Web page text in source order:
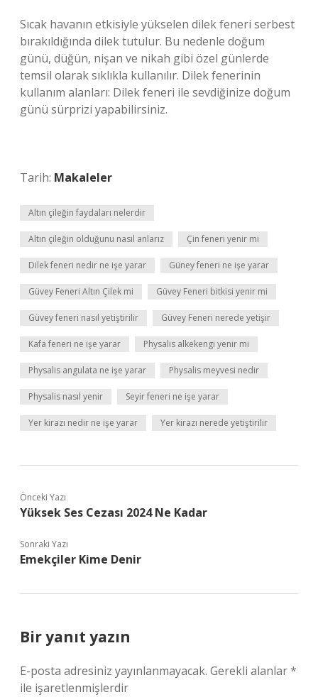
Sıcak havanın etkisiyle yükselen dilek feneri serbest
bırakıldığında dilek tutulur. Bu nedenle doğum
günü, düğün, nişan ve nikah gibi özel günlerde
temsil olarak sıklıkla kullanılır. Dilek fenerinin
kullanım alanları: Dilek feneri ile sevdiğinize doğum
günü sürprizi yapabilirsiniz.
Tarih: Makaleler
Altın çileğin faydaları nelerdir
Altın çileğin olduğunu nasıl anlarız Çin feneri yenir mi
Dilek feneri nedir ne işe yarar Güney feneri ne işe yarar
Güvey Feneri Altın Çilek mi Güvey Feneri bitkisi yenir mi
Güvey feneri nasıl yetiştirilir Güvey Feneri nerede yetişir
Kafa feneri ne işe yarar Physalis alkekengi yenir mi
Physalis angulata ne işe yarar Physalis meyvesi nedir
Physalis nasıl yenir Seyir feneri ne işe yarar
Yer kirazı nedir ne işe yarar Yer kirazı nerede yetiştirilir
Önceki Yazı
Yüksek Ses Cezası 2024 Ne Kadar
Sonraki Yazı
Emekçiler Kime Denir
Bir yanıt yazın
E-posta adresiniz yayınlanmayacak. Gerekli alanlar*
ile işaretlenmişlerdir